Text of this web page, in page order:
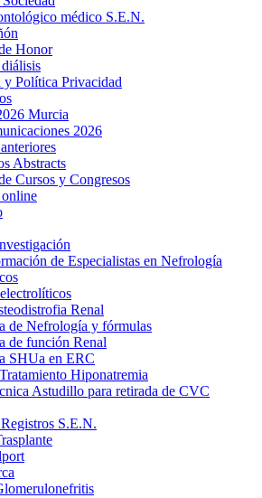
médico S.E.N.
Honor
y Política Privacidad
Murcia
2026
Abstracts
Cursos y Congresos
de Especialistas en Nefrología
Renal
de Nefrología y fórmulas
de función Renal
SHUa en ERC
Hiponatremia
Astudillo para retirada de CVC
S.E.N.